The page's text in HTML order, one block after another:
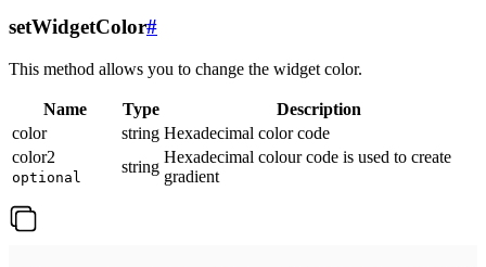
setWidgetColor#
This method allows you to change the widget color.
Name Type
Description
color
string Hexadecimal color code
color2
optional
string
Hexadecimal colour code is used to create
gradient